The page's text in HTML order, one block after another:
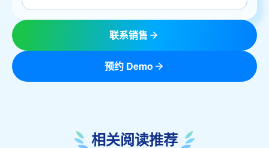
联系销售
预约 Demo
相关阅读推荐